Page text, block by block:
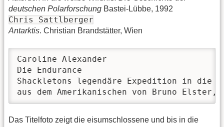
deutschen Polarforschung Bastei-Lübbe, 1992
Chris Sattlberger
Antarktis. Christian Brandstätter, Wien
Caroline Alexander
Die Endurance
Shackletons legendäre Expedition in die
aus dem Amerikanischen von Bruno
Das Titelfoto zeigt die eisumschlossene und bis in die